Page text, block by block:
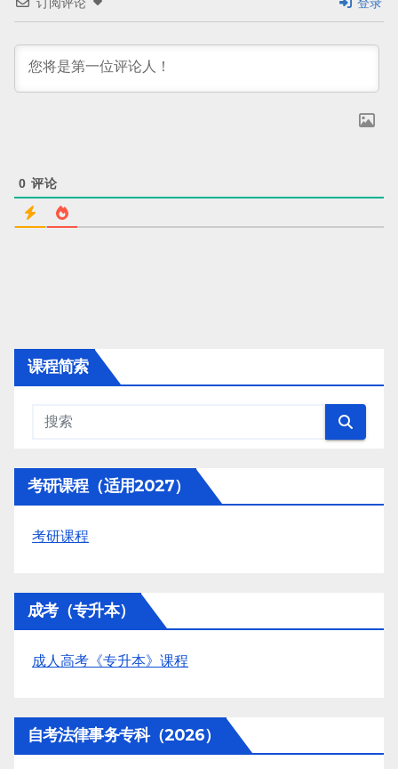
订阅评论 登录
0 评论
课程简索
考研课程（适用2027）
考研课程
成考（专升本）
成人高考《专升本》课程
自考法律事务专科（2026）